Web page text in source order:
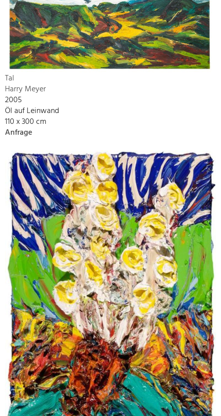
Tal
Harry Meyer
2005
Öl auf Leinwand
110 x 300 cm
Anfrage